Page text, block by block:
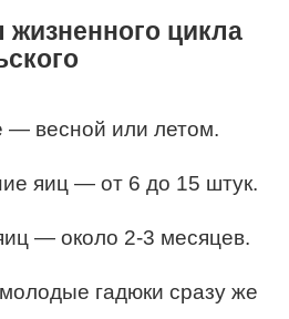
цикла
— весной или летом.
яиц — от 6 до 15 штук.
— около 2-3 месяцев.
гадюки сразу же